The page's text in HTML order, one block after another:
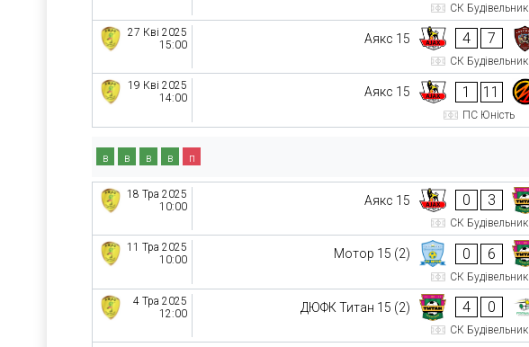
СК Будівельник
27 Кві 2025
15:00
Аякс 15 4 7
СК Будівельник
19 Кві 2025
14:00
Аякс 15 1 11
ПС Юність
в в в в п
18 Тра 2025
10:00
Аякс 15 0 3
СК Будівельник
11 Тра 2025
10:00
Мотор 15 (2) 0 6
СК Будівельник
4 Тра 2025
12:00
ДЮФК Титан 15 (2) 4 0
СК Будівельник